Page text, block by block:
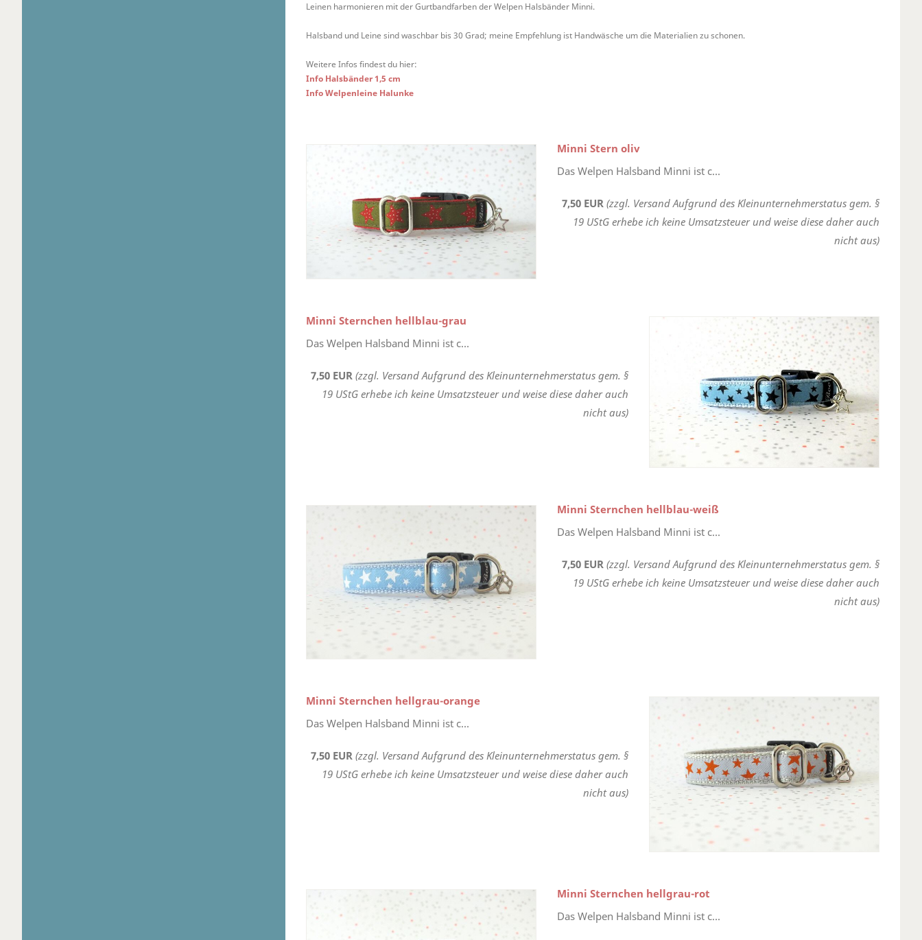
Leinen harmonieren mit der Gurtbandfarben der Welpen Halsbänder Minni.
Halsband und Leine sind waschbar bis 30 Grad; meine Empfehlung ist Handwäsche um die Materialien zu schonen.
Weitere Infos findest du hier:
Info Halsbänder 1,5 cm
Info Welpenleine Halunke
Minni Stern oliv
Das Welpen Halsband Minni ist c...
7,50 EUR (zzgl. Versand Aufgrund des Kleinunternehmerstatus gem. §
19 UStG erhebe ich keine Umsatzsteuer und weise diese daher auch
nicht aus)
Minni Sternchen hellblau-grau
Das Welpen Halsband Minni ist c...
7,50 EUR (zzgl. Versand Aufgrund des Kleinunternehmerstatus gem. §
19 UStG erhebe ich keine Umsatzsteuer und weise diese daher auch
nicht aus)
Minni Sternchen hellblau-weiß
Das Welpen Halsband Minni ist c...
7,50 EUR (zzgl. Versand Aufgrund des Kleinunternehmerstatus gem. §
19 UStG erhebe ich keine Umsatzsteuer und weise diese daher auch
nicht aus)
Minni Sternchen hellgrau-orange
Das Welpen Halsband Minni ist c...
7,50 EUR (zzgl. Versand Aufgrund des Kleinunternehmerstatus gem. §
19 UStG erhebe ich keine Umsatzsteuer und weise diese daher auch
nicht aus)
Minni Sternchen hellgrau-rot
Das Welpen Halsband Minni ist c...